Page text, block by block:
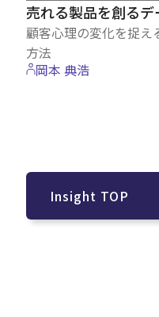
売れる製品を創る
顧客心理の変化を捉え
方法
岡本 典浩
Insight TOP